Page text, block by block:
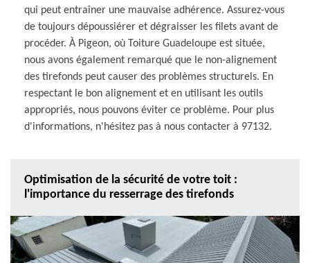
qui peut entraîner une mauvaise adhérence. Assurez-vous
de toujours dépoussiérer et dégraisser les filets avant de
procéder. À Pigeon, où Toiture Guadeloupe est située,
nous avons également remarqué que le non-alignement
des tirefonds peut causer des problèmes structurels. En
respectant le bon alignement et en utilisant les outils
appropriés, nous pouvons éviter ce problème. Pour plus
d'informations, n'hésitez pas à nous contacter à 97132.
Optimisation de la sécurité de votre toit :
l'importance du resserrage des tirefonds